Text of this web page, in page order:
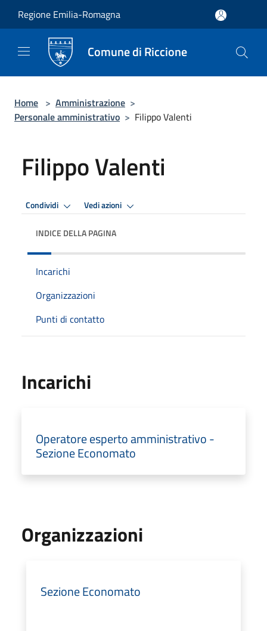
Regione Emilia-Romagna
Comune di Riccione
Home > Amministrazione >
Personale amministrativo > Filippo Valenti
Filippo Valenti
Condividi Vedi azioni
INDICE DELLA PAGINA
Incarichi
Organizzazioni
Punti di contatto
Incarichi
Operatore esperto amministrativo -
Sezione Economato
Organizzazioni
Sezione Economato